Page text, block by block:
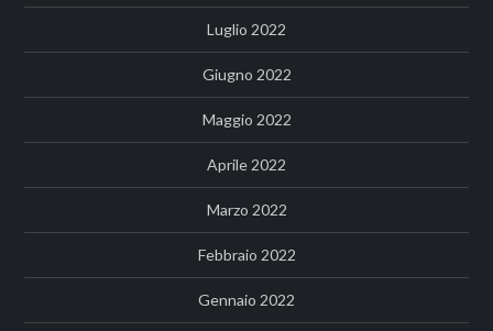
Luglio 2022
Giugno 2022
Maggio 2022
Aprile 2022
Marzo 2022
Febbraio 2022
Gennaio 2022